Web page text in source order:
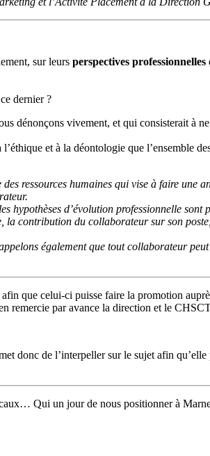
sur leurs perspectives professionnelles
dernier ?
dénonçons vivement, et qui consisterait à
et à la déontologie que l’ensemble
ressources humaines qui vise à faire une
hypothèses d’évolution professionnelle sont
la contribution du collaborateur sur son
également que tout collaborateur
que celui-ci puisse faire la promotion
remercie par avance la direction et le
donc de l’interpeller sur le sujet afin qu’elle
Qui un jour de nous positionner à